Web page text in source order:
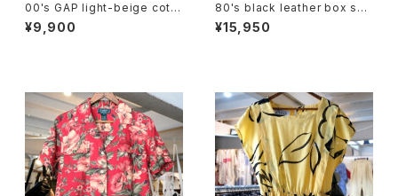
00's GAP light-beige cotto
n-twill cargo Shorts
¥9,900
80's black leather box sho
ulder Bag w/ tassel accent
¥15,950